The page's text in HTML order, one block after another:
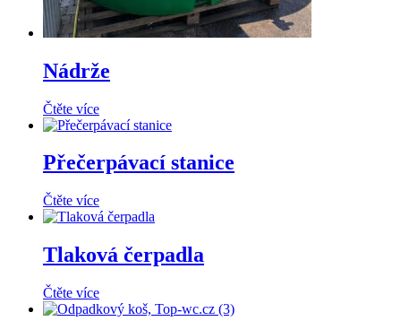
Nádrže
Čtěte více
Přečerpávací stanice
Čtěte více
Tlaková čerpadla
Čtěte více